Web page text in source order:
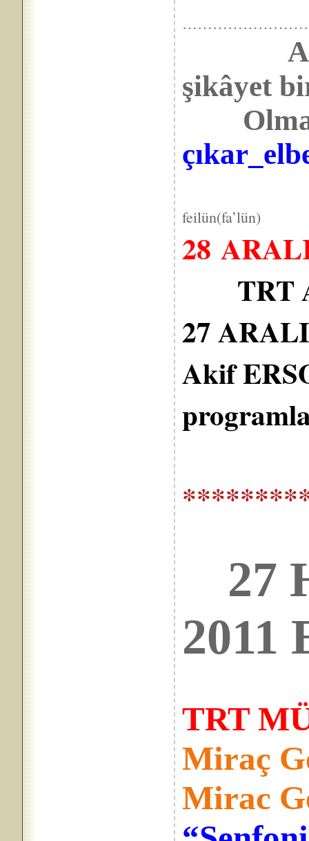
şikâyet
Olma
feilün(fa’lün)
28
TRT
27
Akif
27
2011
TRT
Miraç
Mirac